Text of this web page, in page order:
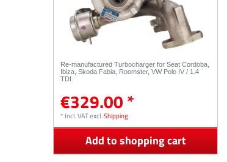
Re-manufactured Turbocharger for Seat Cordoba,
Ibiza, Skoda Fabia, Roomster, VW Polo IV / 1.4
TDI
€329.00 *
* Incl. VATexcl.Shipping
Add to shopping cart